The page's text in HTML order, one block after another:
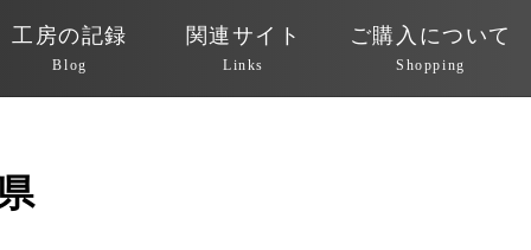
工房の記録
Blog
関連サイト
Links
ご購入について
Shopping